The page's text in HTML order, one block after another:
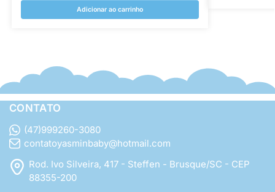
Adicionar ao carrinho
CONTATO
(47)999260-3080
contatoyasminbaby@hotmail.com
Rod. Ivo Silveira, 417 - Steffen - Brusque/SC - CEP
88355-200